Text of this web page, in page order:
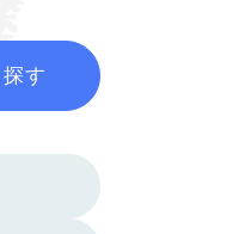
探す